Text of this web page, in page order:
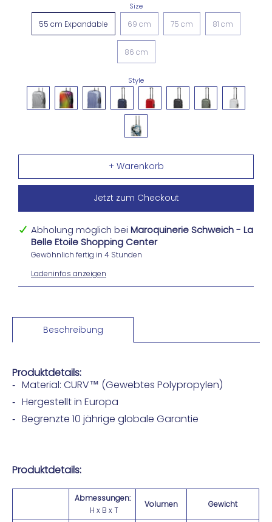
Size
55 cm Expandable 69 cm 75 cm 81 cm
86 cm
Style
Jetzt zum Checkout
Abholung möglich bei Maroquinerie Schweich - La
Belle Etoile Shopping Center
Gewöhnlich fertig in 4 Stunden
Ladeninfos anzeigen
Beschreibung
Produktdetails:
Material: CURV™ (Gewebtes Polypropylen)
Hergestellt in Europa
Begrenzte 10 jährige globale Garantie
Produktdetails:
Abmessungen:
H x B x T
Volumen Gewicht